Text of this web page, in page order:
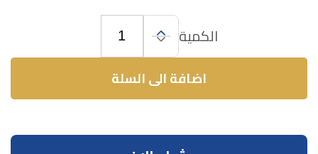
اضافة الى السلة
الكمية